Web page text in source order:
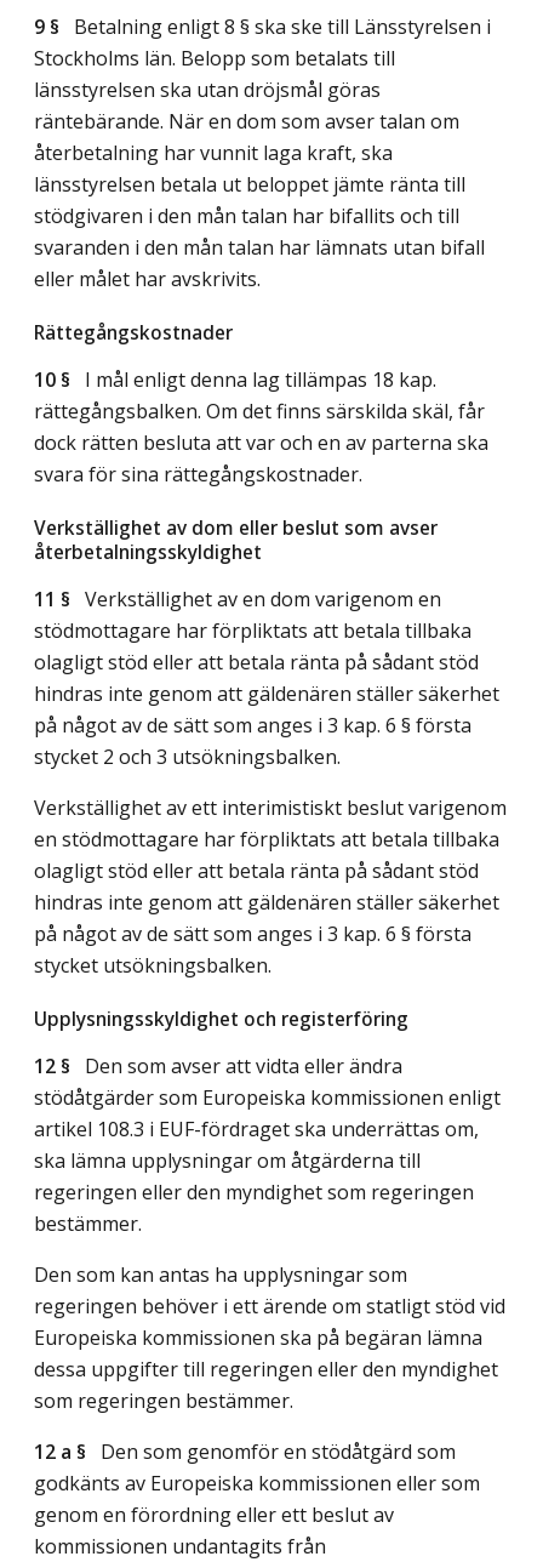
9 § Betalning enligt 8 § ska ske till Länsstyrelsen i
Stockholms län. Belopp som betalats till
länsstyrelsen ska utan dröjsmål göras
räntebärande. När en dom som avser talan om
återbetalning har vunnit laga kraft, ska
länsstyrelsen betala ut beloppet jämte ränta till
stödgivaren i den mån talan har bifallits och till
svaranden i den mån talan har lämnats utan bifall
eller målet har avskrivits.
Rättegångskostnader
10 § I mål enligt denna lag tillämpas 18 kap.
rättegångsbalken. Om det finns särskilda skäl, får
dock rätten besluta att var och en av parterna ska
svara för sina rättegångskostnader.
Verkställighet av dom eller beslut som avser
återbetalningsskyldighet
11 § Verkställighet av en dom varigenom en
stödmottagare har förpliktats att betala tillbaka
olagligt stöd eller att betala ränta på sådant stöd
hindras inte genom att gäldenären ställer säkerhet
på något av de sätt som anges i 3 kap. 6 § första
stycket 2 och 3 utsökningsbalken.
Verkställighet av ett interimistiskt beslut varigenom
en stödmottagare har förpliktats att betala tillbaka
olagligt stöd eller att betala ränta på sådant stöd
hindras inte genom att gäldenären ställer säkerhet
på något av de sätt som anges i 3 kap. 6 § första
stycket utsökningsbalken.
Upplysningsskyldighet och registerföring
12 § Den som avser att vidta eller ändra
stödåtgärder som Europeiska kommissionen enligt
artikel 108.3 i EUF-fördraget ska underrättas om,
ska lämna upplysningar om åtgärderna till
regeringen eller den myndighet som regeringen
bestämmer.
Den som kan antas ha upplysningar som
regeringen behöver i ett ärende om statligt stöd vid
Europeiska kommissionen ska på begäran lämna
dessa uppgifter till regeringen eller den myndighet
som regeringen bestämmer.
12 a § Den som genomför en stödåtgärd som
godkänts av Europeiska kommissionen eller som
genom en förordning eller ett beslut av
kommissionen undantagits från